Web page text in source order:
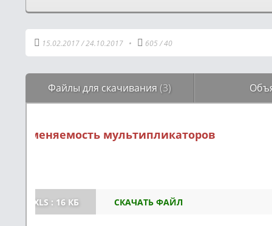
15.02.2017/24.10.2017 • 605 /40
Файлы для скачивания (3)
Применяемость мультипликаторов
XLS : 16 КБ СКАЧАТЬ ФАЙЛ